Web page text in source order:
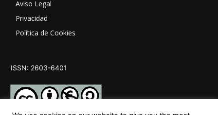
Aviso Legal
Privacidad
Política de Cookies
ISSN: 2603-6401